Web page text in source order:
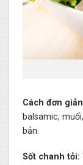
Cách đơn
balsamic,
bản.
Sốt chanh tỏi: